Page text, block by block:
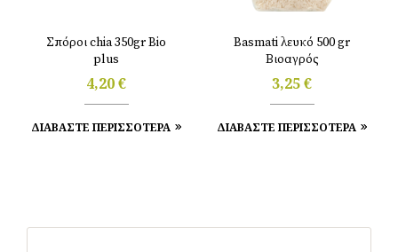
Σπόροι chia 350gr Bio
plus
4,20€
ΔΙΑΒΑΣΤΕ ΠΕΡΙΣΣΟΤΕΡΑ
Basmati λευκό 500 gr
Βιοαγρός
3,25€
ΔΙΑΒΑΣΤΕ ΠΕΡΙΣΣΟΤΕΡΑ